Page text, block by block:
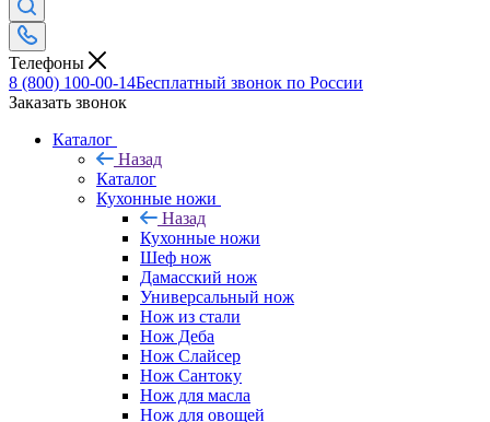
Телефоны
8 (800) 100-00-14Бесплатный звонок по России
Заказать звонок
Каталог
Назад
Каталог
Кухонные ножи
Назад
Кухонные ножи
Шеф нож
Дамасский нож
Универсальный нож
Нож из стали
Нож Деба
Нож Слайсер
Нож Сантоку
Нож для масла
Нож для овощей